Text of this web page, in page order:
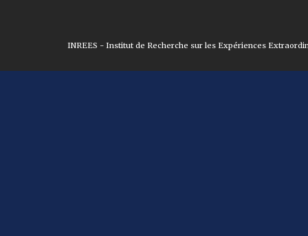
INREES - Institut de Recherche sur les Expériences